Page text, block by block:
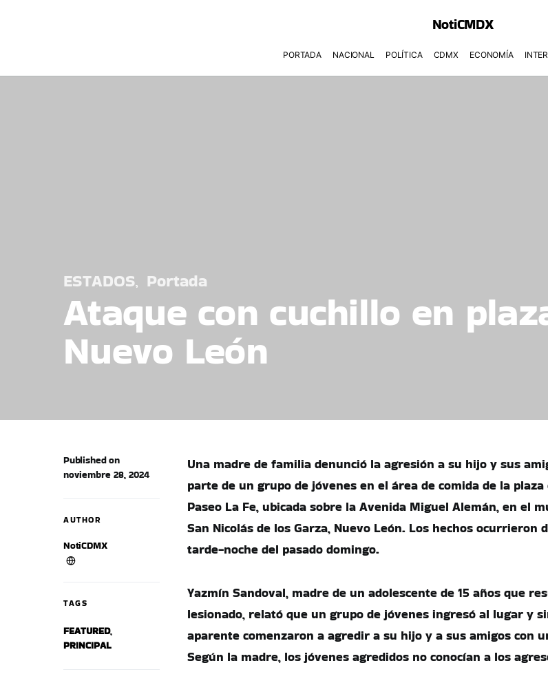
NotiCMDX
PORTADA NACIONAL POLÍTICA CDMX ECONOMÍA
ESTADOS Portada
Ataque con cuchillo en
Nuevo León
Published on
noviembre 28, 2024
AUTHOR
NotiCDMX
TAGS
FEATURED,
PRINCIPAL
Una madre de familia denunció la agresión a su hijo y sus
parte de un grupo de jóvenes en el área de comida de la plaza
Paseo La Fe, ubicada sobre la Avenida Miguel Alemán, en el
San Nicolás de los Garza, Nuevo León. Los hechos ocurrieron
tarde-noche del pasado domingo.
Yazmín Sandoval, madre de un adolescente de 15 años que
lesionado, relató que un grupo de jóvenes ingresó al lugar y
aparente comenzaron a agredir a su hijo y a sus amigos con
Según la madre, los jóvenes agredidos no conocían a los